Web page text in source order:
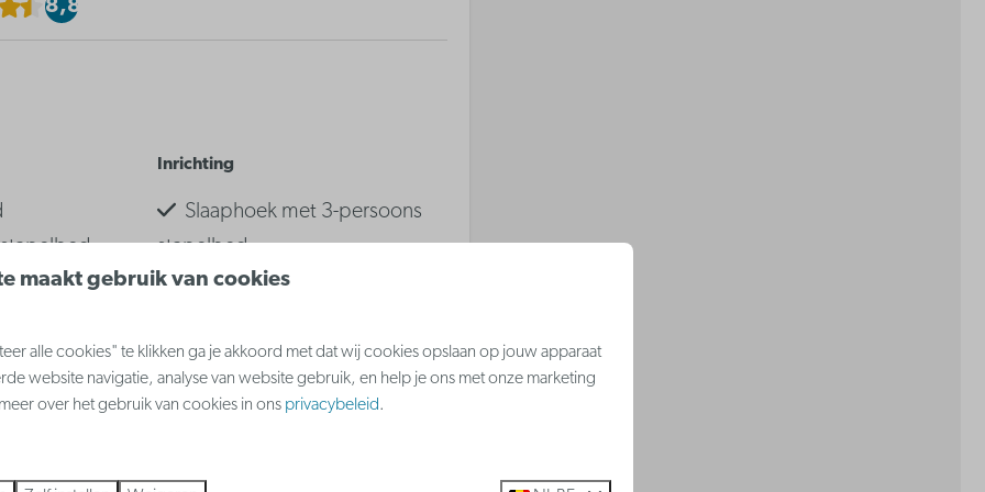
8,8
Inrichting
Slaaphoek met 3-persoons
stapelbed
Slaapkamer met dubbel bed
meer ↓
maakt gebruik van cookies
alle cookies" te klikken ga je akkoord met dat wij cookies opslaan op jouw apparaat
website navigatie, analyse van website gebruik, en help je ons met onze marketing
over het gebruik van cookies in ons privacybeleid.